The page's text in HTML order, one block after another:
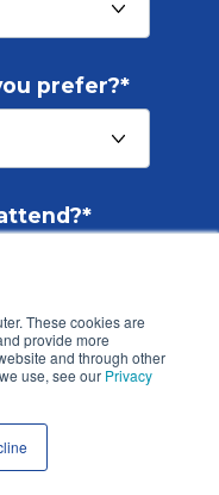
These cookies are
provide more
and through other
use, see our Privacy
prefer?*
*
plan to